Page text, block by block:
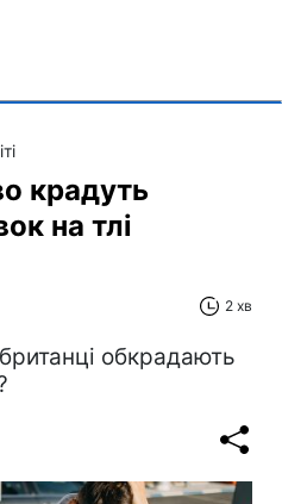
крадуть
на тлі
2 хв
обкрадають